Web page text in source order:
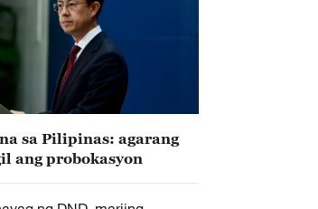
sa Pilipinas: agarang
ang probokasyon